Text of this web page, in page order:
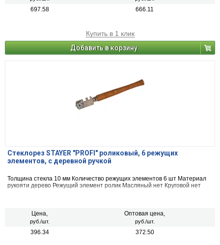
697.58 666.11
Купить в 1 клик
Добавить в корзину
Стеклорез STAYER "PROFI" роликовый, 6 режущих
элементов, с деревной ручкой
Толщина стекла 10 мм Количество режущих элементов 6 шт Материал
рукояти дерево Режущий элемент ролик Масляный нет Круговой нет
Цена,
руб./шт.
Оптовая цена,
руб./шт.
396.34 372.50